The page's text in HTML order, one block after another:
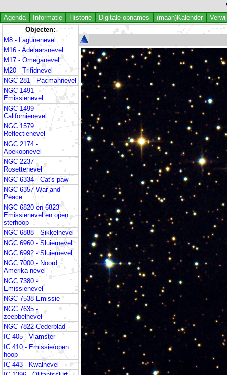
Agenda Informatie Historie Digitale opnames (maan)Kalender
Objecten:
M8 - Lagunenevel
M16 - Adelaarsnevel
M17 - Omeganevel
M20 - Trifidnevel
NGC 281 - Pacmannevel
NGC 1491 -
Emissienevel
NGC 1499 -
Californienevel
NGC 1579
Reflectienevel
NGC 2174 -
Apekopnevel
NGC 2237 -
Rosettenevel
NGC 6334 - Cat's paw
NGC 6357 War and
Peace
NGC 6820 en 6823 -
Emissienevel en open
sterhoop
NGC 6888 - Sikkelnevel
NGC 6960 - Sluiernevel
NGC 6992 - Sluiernevel
NGC 7000 - Noord
Amerika nevel
NGC 7380 -
Emissienevel
NGC 7538 Emissie
NGC 7635 -
zeepbelnevel
NGC 7822 Cederblad
IC 405 - Vlamster
IC 410 - Emissie/open
hoop
IC 443 - Kwalnevel